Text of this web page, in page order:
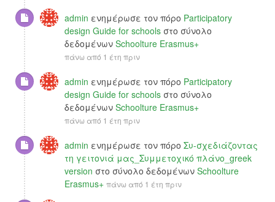
admin ενημέρωσε τον πόρο Participatory
design Guide for schools στο σύνολο
δεδομένων Schoolture Erasmus+
πάνω από 1 έτη πριν
admin ενημέρωσε τον πόρο Participatory
design Guide for schools στο σύνολο
δεδομένων Schoolture Erasmus+
πάνω από 1 έτη πριν
admin ενημέρωσε τον πόρο Συ-σχεδιάζοντας
τη γειτονιά μας_Συμμετοχικό πλάνο_greek
version στο σύνολο δεδομένων Schoolture
Erasmus+ πάνω από 1 έτη πριν